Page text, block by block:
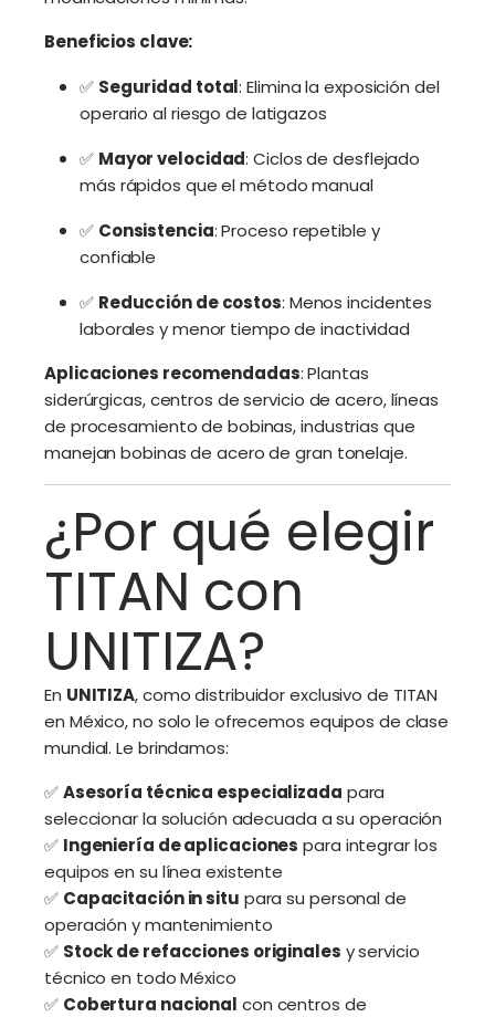
Beneficios clave:
✅ Seguridad total: Elimina la exposición del
operario al riesgo de latigazos
✅ Mayor velocidad: Ciclos de desflejado
más rápidos que el método manual
✅ Consistencia: Proceso repetible y
confiable
✅ Reducción de costos: Menos incidentes
laborales y menor tiempo de inactividad
Aplicaciones recomendadas: Plantas
siderúrgicas, centros de servicio de acero, líneas
de procesamiento de bobinas, industrias que
manejan bobinas de acero de gran tonelaje.
¿Por qué elegir
TITAN con
UNITIZA?
En UNITIZA, como distribuidor exclusivo de TITAN
en México, no solo le ofrecemos equipos de clase
mundial. Le brindamos:
✅Asesoría técnica especializada para
seleccionar la solución adecuada a su operación
✅ Ingeniería de aplicaciones para integrar los
equipos en su línea existente
✅ Capacitación in situ para su personal de
operación y mantenimiento
✅ Stock de refacciones originales y servicio
técnico en todo México
✅ Cobertura nacional con centros de